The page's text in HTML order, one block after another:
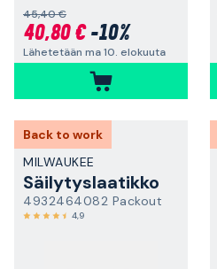
45,40 €
40,80 €-10%
Lähetetään ma 10. elokuuta
Back to work
MILWAUKEE
Säilytyslaatikko
4932464082 Packout
4,9